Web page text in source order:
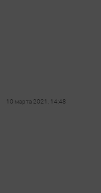
10 марта 2021, 14:48